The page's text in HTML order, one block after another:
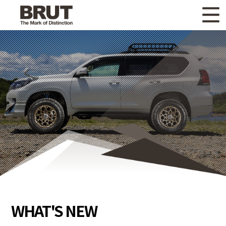
WHAT'S NEW ニュース
WHEEL LINEUP ホイールラインナップ
OTHER PRODUCT 関連製品
GALLERY ギャラリー
CATALOG カタログ請求
PRIVACY POLICY 個人情報保護方針
WHAT'S NEW